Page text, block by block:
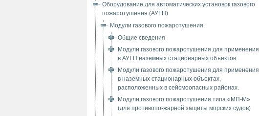
Оборудование для автоматических установок газового
пожаротушения (АУГП)
Модули газового пожаротушения.
Общие сведения
Модули газового пожаротушения для применения
в АУГП наземных стационарных объектов
Модули газового пожаротушения для применения
в наземных стационарных объектах,
расположенных в сейсмоопасных районах.
Модули газового пожаротушения типа «МП-М»
(для противопо-жарной защиты морских судов)